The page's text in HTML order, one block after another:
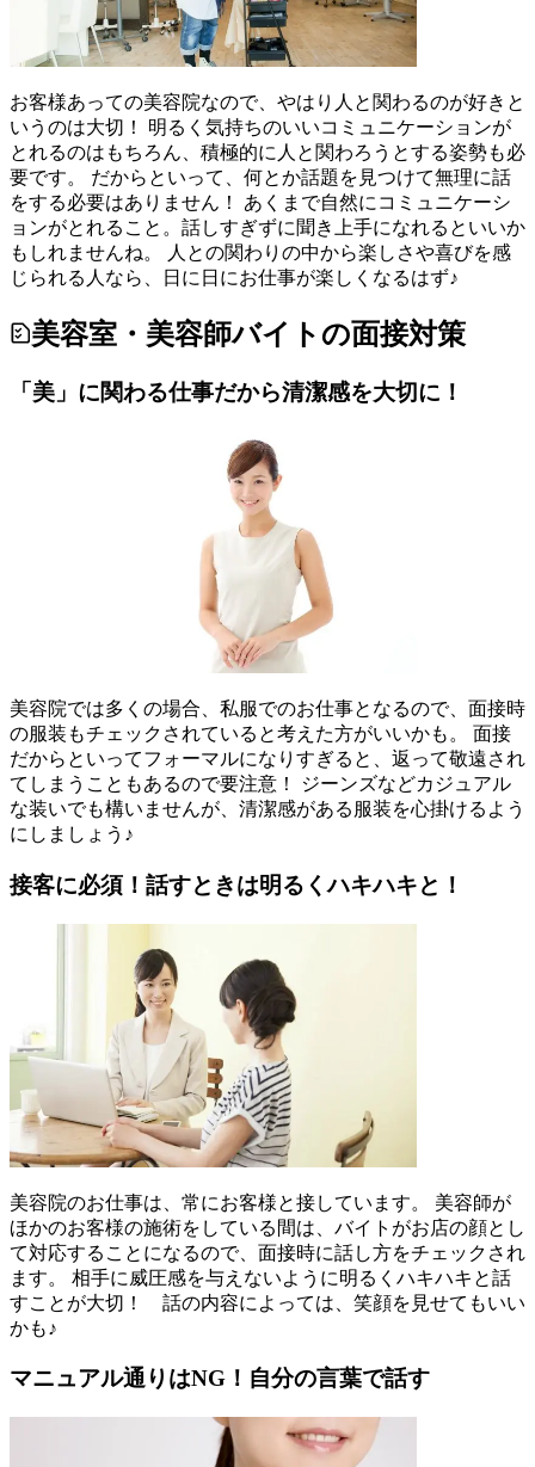
お客様あっての美容院なので、やはり人と関わるのが好きと
いうのは大切！ 明るく気持ちのいいコミュニケーションが
とれるのはもちろん、積極的に人と関わろうとする姿勢も必
要です。 だからといって、何とか話題を見つけて無理に話
をする必要はありません！ あくまで自然にコミュニケーシ
ョンがとれること。話しすぎずに聞き上手になれるといいか
もしれませんね。 人との関わりの中から楽しさや喜びを感
じられる人なら、日に日にお仕事が楽しくなるはず♪
美容室・美容師バイトの面接対策
「美」に関わる仕事だから清潔感を大切に！
美容院では多くの場合、私服でのお仕事となるので、面接時
の服装もチェックされていると考えた方がいいかも。 面接
だからといってフォーマルになりすぎると、返って敬遠され
てしまうこともあるので要注意！ ジーンズなどカジュアル
な装いでも構いませんが、清潔感がある服装を心掛けるよう
にしましょう♪
接客に必須！話すときは明るくハキハキと！
美容院のお仕事は、常にお客様と接しています。 美容師が
ほかのお客様の施術をしている間は、バイトがお店の顔とし
て対応することになるので、面接時に話し方をチェックされ
ます。 相手に威圧感を与えないように明るくハキハキと話
すことが大切！ 話の内容によっては、笑顔を見せてもいい
かも♪
マニュアル通りはNG！自分の言葉で話す